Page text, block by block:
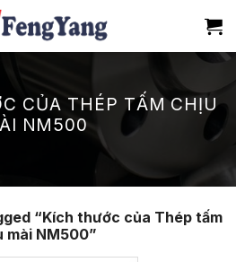
CỦA THÉP TẤM CHỊU
NM500
“Kích thước của Thép tấm
mài NM500”